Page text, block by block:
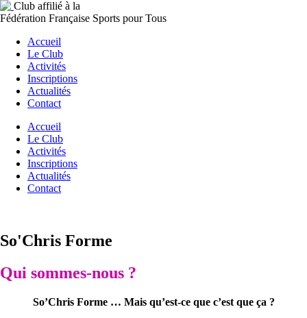
Club affilié à la
Fédération Française Sports pour Tous
Accueil
Le Club
Activités
Inscriptions
Actualités
Contact
Accueil
Le Club
Activités
Inscriptions
Actualités
Contact
So'Chris Forme
Qui sommes-nous ?
So’Chris Forme … Mais qu’est-ce que c’est que ça ?